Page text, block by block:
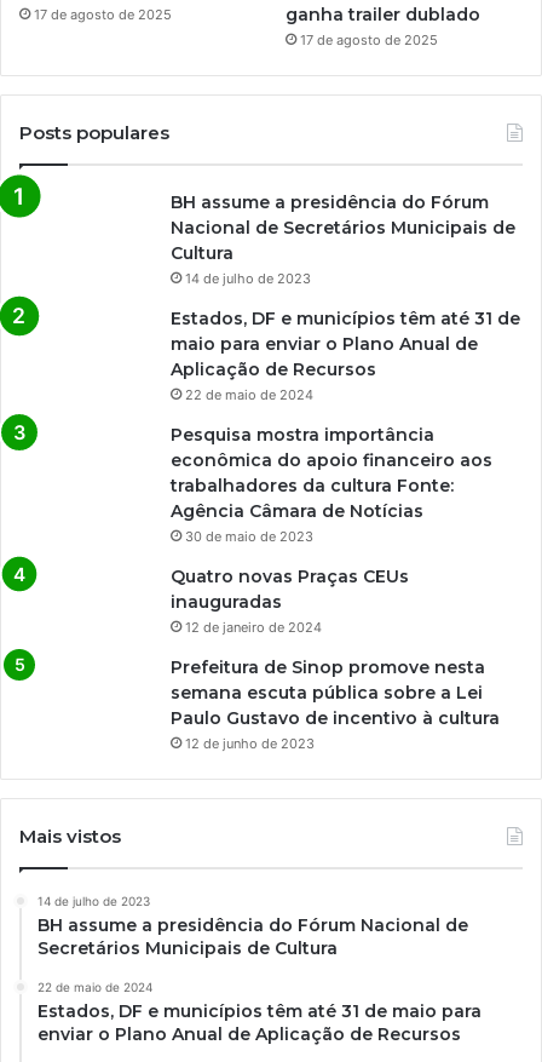
17 de agosto de 2025
ganha trailer dublado
17 de agosto de 2025
Posts populares
BH assume a presidência do Fórum
Nacional de Secretários Municipais de
Cultura
14 de julho de 2023
Estados, DF e municípios têm até 31 de
maio para enviar o Plano Anual de
Aplicação de Recursos
22 de maio de 2024
Pesquisa mostra importância
econômica do apoio financeiro aos
trabalhadores da cultura Fonte:
Agência Câmara de Notícias
30 de maio de 2023
Quatro novas Praças CEUs
inauguradas
12 de janeiro de 2024
Prefeitura de Sinop promove nesta
semana escuta pública sobre a Lei
Paulo Gustavo de incentivo à cultura
12 de junho de 2023
Mais vistos
14 de julho de 2023
BH assume a presidência do Fórum Nacional de
Secretários Municipais de Cultura
22 de maio de 2024
Estados, DF e municípios têm até 31 de maio para
enviar o Plano Anual de Aplicação de Recursos